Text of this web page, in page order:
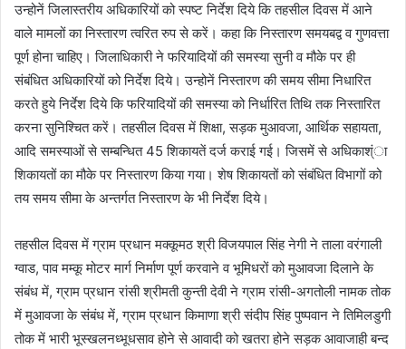
उन्होनें जिलास्तरीय अधिकारियों को स्पष्ट निर्देश दिये कि तहसील दिवस में आने
वाले मामलों का निस्तारण त्वरित रुप से करें। कहा कि निस्तारण समयबद्व व गुणवत्ता
पूर्ण होना चाहिए। जिलाधिकारी ने फरियादियों की समस्या सुनी व मौके पर ही
संबंधित अधिकारियों को निर्देश दिये। उन्होनें निस्तारण की समय सीमा निधारित
करते हुये निर्देश दिये कि फरियादियों की समस्या को निर्धारित तिथि तक निस्तारित
करना सुनिश्चित करें। तहसील दिवस में शिक्षा, सड़क मुआवजा, आर्थिक सहायता,
आदि समस्याओं से सम्बन्धित 45 शिकायतें दर्ज कराई गई। जिसमें से अधिकाश्ंा
शिकायतों का मौके पर निस्तारण किया गया। शेष शिकायतों को संबंधित विभागों को
तय समय सीमा के अन्तर्गत निस्तारण के भी निर्देश दिये।
तहसील दिवस में ग्राम प्रधान मक्कूमठ श्री विजयपाल सिंह नेगी ने ताला वरंगाली
ग्वाड, पाव मम्कू मोटर मार्ग निर्माण पूर्ण करवाने व भूमिधरों को मुआवजा दिलाने के
संबंध में, ग्राम प्रधान रांसी श्रीमती कुन्ती देवी ने ग्राम रांसी-अगतोली नामक तोक
में मुआवजा के संबंध में, ग्राम प्रधान किमाणा श्री संदीप सिंह पुष्पवान ने तिमिलडुगी
तोक में भारी भूस्खलनध्भूधसाव होने से आवादी को खतरा होने सड़क आवाजाही बन्द